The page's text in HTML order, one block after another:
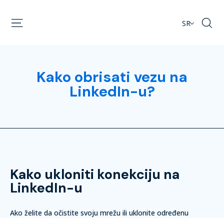
SR
Kako obrisati vezu na
LinkedIn-u?
Kako ukloniti konekciju na
LinkedIn-u
Ako želite da očistite svoju mrežu ili uklonite određenu